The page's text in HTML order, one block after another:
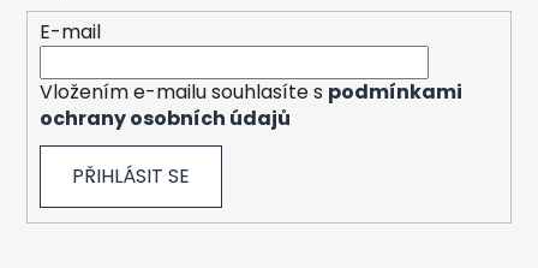
E-mail
Vložením e-mailu souhlasíte s podmínkami
ochrany osobních údajů
PŘIHLÁSIT SE